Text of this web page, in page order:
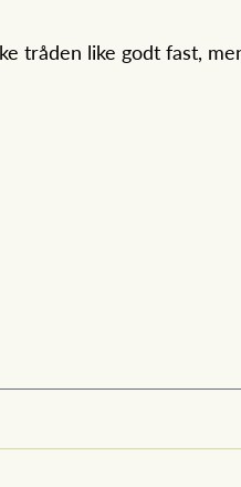
tråden like godt fast,